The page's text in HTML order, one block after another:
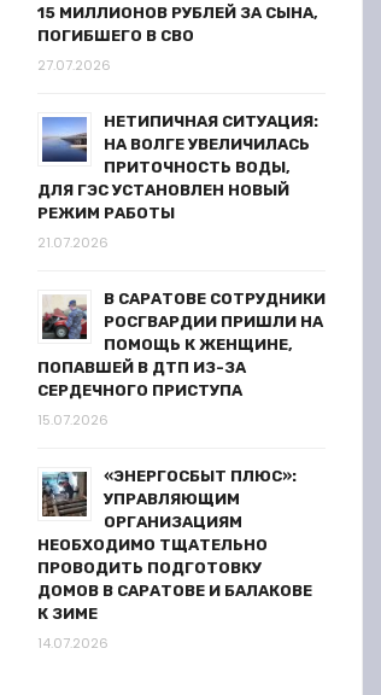
15 МИЛЛИОНОВ РУБЛЕЙ ЗА СЫНА,
ПОГИБШЕГО В СВО
27.07.2026
НЕТИПИЧНАЯ СИТУАЦИЯ:
НА ВОЛГЕ УВЕЛИЧИЛАСЬ
ПРИТОЧНОСТЬ ВОДЫ,
ДЛЯ ГЭС УСТАНОВЛЕН НОВЫЙ
РЕЖИМ РАБОТЫ
21.07.2026
В САРАТОВЕ СОТРУДНИКИ
РОСГВАРДИИ ПРИШЛИ НА
ПОМОЩЬ К ЖЕНЩИНЕ,
ПОПАВШЕЙ В ДТП ИЗ-ЗА
СЕРДЕЧНОГО ПРИСТУПА
15.07.2026
«ЭНЕРГОСБЫТ ПЛЮС»:
УПРАВЛЯЮЩИМ
ОРГАНИЗАЦИЯМ
НЕОБХОДИМО ТЩАТЕЛЬНО
ПРОВОДИТЬ ПОДГОТОВКУ
ДОМОВ В САРАТОВЕ И БАЛАКОВЕ
К ЗИМЕ
14.07.2026